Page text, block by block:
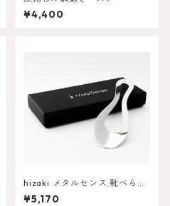
¥4,400
hizaki メタルセンス 靴べら
「葉っぱA」
¥5,170